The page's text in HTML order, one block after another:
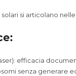
si articolano
efficacia
senza generare